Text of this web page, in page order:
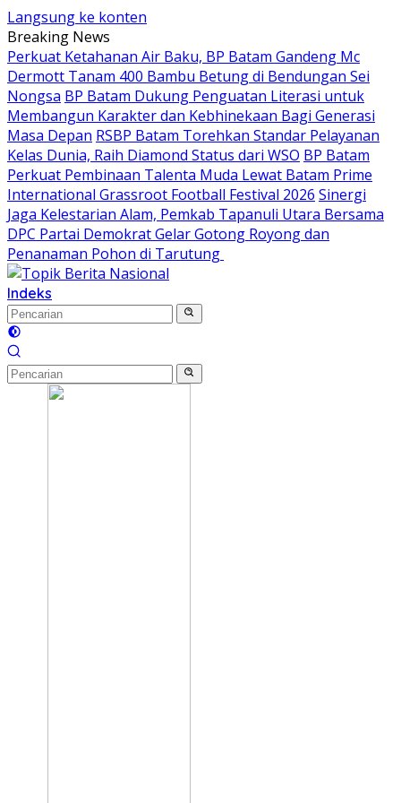
Langsung ke konten
Breaking News
Perkuat Ketahanan Air Baku, BP Batam Gandeng Mc
Dermott Tanam 400 Bambu Betung di Bendungan Sei
Nongsa BP Batam Dukung Penguatan Literasi untuk
Membangun Karakter dan Kebhinekaan Bagi Generasi
Masa Depan RSBP Batam Torehkan Standar Pelayanan
Kelas Dunia, Raih Diamond Status dari WSO BP Batam
Perkuat Pembinaan Talenta Muda Lewat Batam Prime
International Grassroot Football Festival 2026 Sinergi
Jaga Kelestarian Alam, Pemkab Tapanuli Utara Bersama
DPC Partai Demokrat Gelar Gotong Royong dan
Penanaman Pohon di Tarutung ‎
Indeks